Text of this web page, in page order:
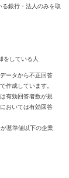
銀行・法人のみを取
をしている人
ータから不正回答
作成しています。
有効回答者数が規
おいては有効回答
基準値以下の企業